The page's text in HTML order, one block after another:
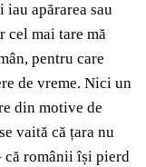
apărarea sau
cel mai tare mă
pentru care
de vreme. Nici un
din motive de
vaită că țara nu
că românii își pierd